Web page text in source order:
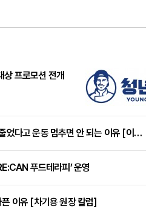
상 프로모션 전개
팔 들기 어려운 오십견, 통증 줄었다고 운동 멈추면 안 되는 이유 [이병욱 원장 칼럼]
푸드테라피’ 운영
이유 [차기용 원장 칼럼]